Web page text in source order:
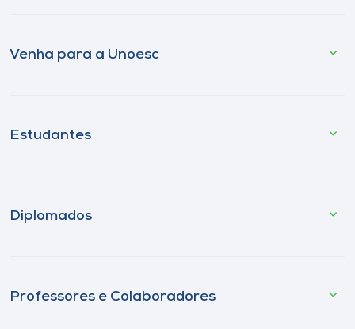
Venha para a Unoesc
Estudantes
Diplomados
Professores e Colaboradores